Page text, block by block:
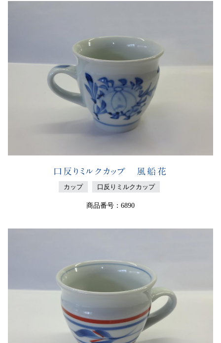
口反りミルクカップ 風船花
カップ 口反りミルクカップ
商品番号：6890